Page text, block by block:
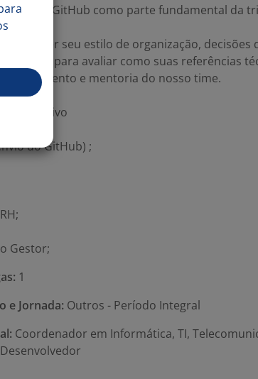
do seu GitHub como parte fundamental da
é entender seu estilo de organização,
para avaliar como suas referências
e mentoria do nosso time.
Seletivo
do GitHub) ;
Gestor;
1
e Jornada: Outros - Período Integral
Coordenador em Informática, TI,